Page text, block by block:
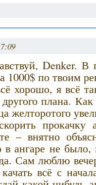
Denker.
1000$ по твоим
хорошо, я всё
плана.
желторотого
прокачку
– внятно
в ангаре не
Сам люблю
всё с